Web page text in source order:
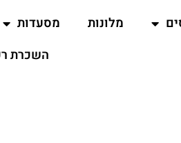
מלונות מסעדות
השכרת